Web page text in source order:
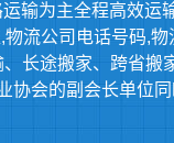
输为主全程高效
流公司电话号码,
长途搬家、跨省
会的副会长单位